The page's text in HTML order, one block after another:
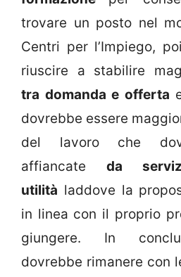
trovare un posto nel
Centri per l’Impiego,
riuscire a stabilire
tra domanda e offerta
dovrebbe essere
del lavoro che
affiancate da
utilità laddove la
in linea con il proprio
giungere. In
dovrebbe rimanere con